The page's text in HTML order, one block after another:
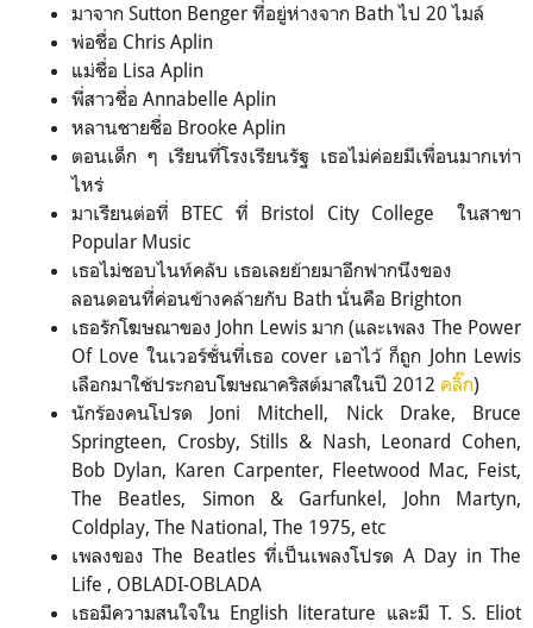
มาจาก Sutton Benger ที่อยู่ห่างจาก Bath ไป 20 ไมล์
พ่อชื่อ Chris Aplin
แม่ชื่อ Lisa Aplin
พี่สาวชื่อ Annabelle Aplin
หลานชายชื่อ Brooke Aplin
ตอนเด็ก ๆ เรียนที่โรงเรียนรัฐ เธอไม่ค่อยมีเพื่อนมากเท่า
ไหร่
มาเรียนต่อที่ BTEC ที่ Bristol City College ในสาขา
Popular Music
เธอไม่ชอบไนท์คลับ เธอเลยย้ายมาอีกฟากนึงของ
ลอนดอนที่ค่อนข้างคล้ายกับ Bath นั่นคือ Brighton
เธอรักโฆษณาของ John Lewis มาก (และเพลง The Power
Of Love ในเวอร์ชั่นที่เธอ cover เอาไว้ ก็ถูก John Lewis
เลือกมาใช้ประกอบโฆษณาคริสต์มาสในปี 2012 คลิ๊ก)
นักร้องคนโปรด Joni Mitchell, Nick Drake, Bruce
Springteen, Crosby, Stills & Nash, Leonard Cohen,
Bob Dylan, Karen Carpenter, Fleetwood Mac, Feist,
The Beatles, Simon & Garfunkel, John Martyn,
Coldplay, The National, The 1975, etc
เพลงของ The Beatles ที่เป็นเพลงโปรด A Day in The
Life , OBLADI-OBLADA
เธอมีความสนใจใน English literature และมี T. S. Eliot